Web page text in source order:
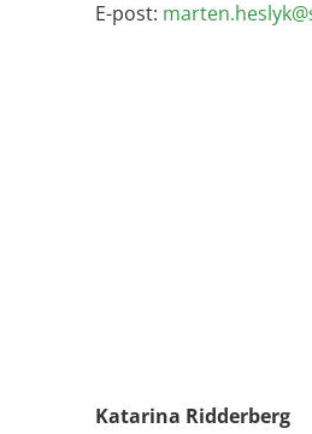
E-post:
Katarina Ridderberg